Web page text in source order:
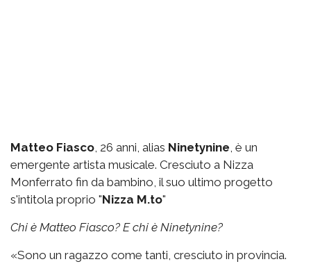
Matteo Fiasco , 26 anni, alias Ninetynine , è un
emergente artista musicale. Cresciuto a Nizza
Monferrato fin da bambino, il suo ultimo progetto
s'intitola proprio "Nizza M.to"
Chi è Matteo Fiasco? E chi è Ninetynine?
«Sono un ragazzo come tanti, cresciuto in provincia.